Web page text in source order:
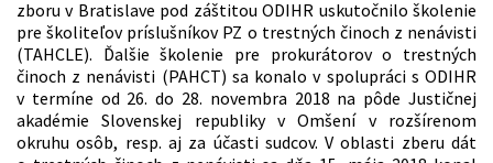
zboru v Bratislave pod záštitou ODIHR uskutočnilo školenie
pre školiteľov príslušníkov PZ o trestných činoch z nenávisti
(TAHCLE). Ďalšie školenie pre prokurátorov o trestných
činoch z nenávisti (PAHCT) sa konalo v spolupráci s ODIHR
v termíne od 26. do 28. novembra 2018 na pôde Justičnej
akadémie Slovenskej republiky v Omšení v rozšírenom
okruhu osôb, resp. aj za účasti sudcov. V oblasti zberu dát